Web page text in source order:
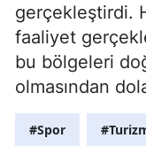
gerçekleştirdi.
faaliyet
bu bölgeleri
olmasından
#Spor